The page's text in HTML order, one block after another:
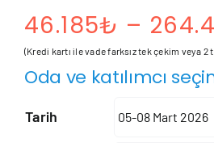
46.185₺ –
(Kredi kartı ile vade farksız tek çekim veya 2
Oda ve katılımcı
Tarih